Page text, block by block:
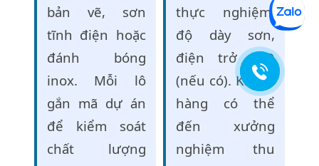
bản vẽ, sơn
tĩnh điện hoặc
đánh bóng
inox. Mỗi lô
gắn mã dự án
để kiểm soát
chất lượng
thực nghiệm,
độ dày sơn,
điện trở ESD
(nếu có). Khách
hàng có thể
đến xưởng
nghiệm thu